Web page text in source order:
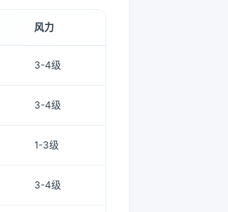
风力
3-4级
3-4级
1-3级
3-4级